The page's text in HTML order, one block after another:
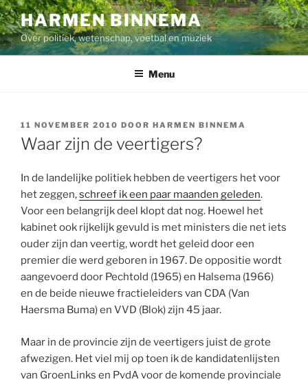
Ga
naar
de
inhoud
HARMEN BINNEMA
Over politiek, wetenschap, voetbal en muziek
Menu
GEPLAATST
OP
11 NOVEMBER 2010 DOOR HARMEN BINNEMA
Waar zijn de veertigers?
In de landelijke politiek hebben de veertigers het voor
het zeggen,schreef ik een paar maanden geleden.
Voor een belangrijk deel klopt dat nog. Hoewel het
kabinet ook rijkelijk gevuld is met ministers die net iets
ouder zijn dan veertig, wordt het geleid door een
premier die werd geboren in 1967. De oppositie wordt
aangevoerd door Pechtold (1965) en Halsema (1966)
en de beide nieuwe fractieleiders van CDA (Van
Haersma Buma) en VVD (Blok) zijn 45 jaar.
Maar in de provincie zijn de veertigers juist de grote
afwezigen. Het viel mij op toen ik de kandidatenlijsten
van GroenLinks en PvdA voor de komende provinciale